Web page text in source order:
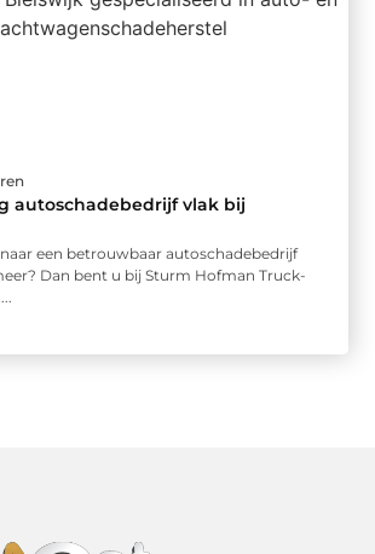
autoschadebedrijf vlak bij
een betrouwbaar autoschadebedrijf
Dan bent u bij Sturm Hofman Truck-